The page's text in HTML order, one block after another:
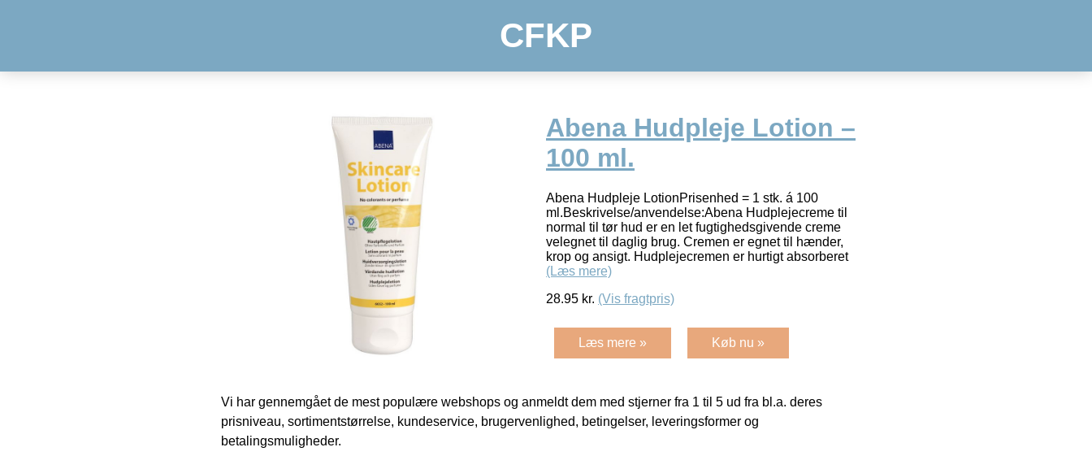
CFKP
Abena Hudpleje Lotion –
100 ml.
Abena Hudpleje LotionPrisenhed = 1 stk. á 100
ml.Beskrivelse/anvendelse:Abena Hudplejecreme til
normal til tør hud er en let fugtighedsgivende creme
velegnet til daglig brug. Cremen er egnet til hænder,
krop og ansigt. Hudplejecremen er hurtigt absorberet
(Læs mere)
28.95 kr. (Vis fragtpris)
Læs mere » Køb nu »
Vi har gennemgået de mest populære webshops og anmeldt dem med stjerner fra 1 til 5 ud fra bl.a. deres
prisniveau, sortimentstørrelse, kundeservice, brugervenlighed, betingelser, leveringsformer og
betalingsmuligheder.